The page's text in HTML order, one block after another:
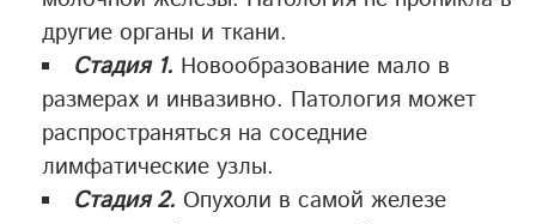
другие органы и ткани.
Стадия 1. Новообразование мало в
размерах и инвазивно. Патология может
распространяться на соседние
лимфатические узлы.
Стадия 2. Опухоли в самой железе